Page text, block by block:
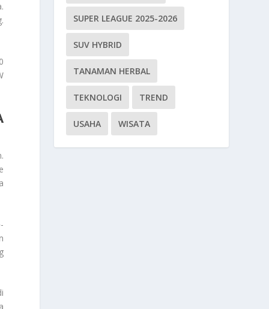
SUPER LEAGUE 2025-2026
SUV HYBRID
TANAMAN HERBAL
TEKNOLOGI TREND
USAHA WISATA